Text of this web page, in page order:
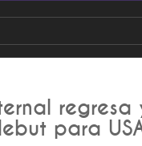
regresa
para